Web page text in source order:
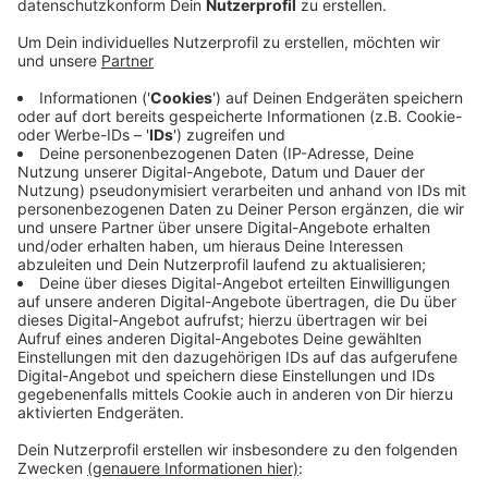
Anzeige
In Dinslaken können Skater wieder ihr Können zeigen.
Am Samstag startet der PDS-Jam im Skatepark an
der Eissporthalle. Das ist ein Mix aus Contest und
Konzert. Die Skater können in verschiedenen
Kategorien gegeneinander antreten. Es werden vier
Bands erwartet. Und es gibt Aktionsstände mit Friseur,
Skateboard-Upcycling, Candybar, Kinderspaß und
Klamotten. Gesucht werden noch Helfer. Der PDS-
Jam startet am Samstag um 12 Uhr. Den "Park der
Sonne" - kurz PDS - gibt es in Dinslaken schon seit 20
Jahren.